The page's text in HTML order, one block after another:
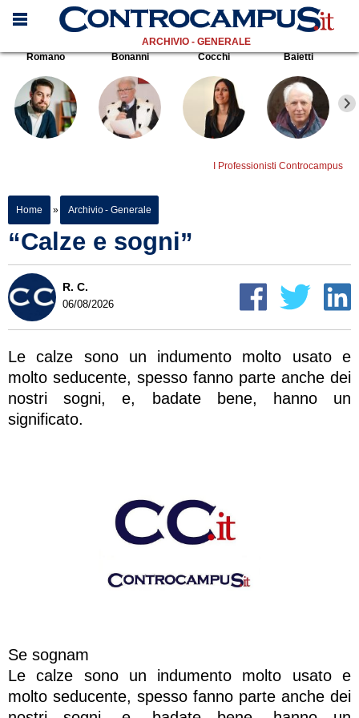
ARCHIVIO - GENERALE
Romano
Bonanni Cocchi Baietti
I Professionisti Controcampus
Home » Archivio - Generale
“Calze e sogni”
R. C.
06/08/2026
Le calze sono un indumento molto usato e
molto seducente, spesso fanno parte anche dei
nostri sogni, e, badate bene, hanno un
significato.
Se sognam
Le calze sono un indumento molto usato e
molto seducente, spesso fanno parte anche dei